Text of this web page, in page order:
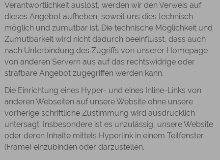
Verantwortlichkeit auslöst, werden wir den Verweis auf
dieses Angebot aufheben, soweit uns dies technisch
möglich und zumutbar ist. Die technische Möglichkeit und
Zumutbarkeit wird nicht dadurch beeinflusst, dass auch
nach Unterbindung des Zugriffs von unserer Homepage
von anderen Servern aus auf das rechtswidrige oder
strafbare Angebot zugegriffen werden kann.
Die Einrichtung eines Hyper- und eines Inline-Links von
anderen Webseiten auf unsere Website ohne unsere
vorherige schriftliche Zustimmung wird ausdrücklich
untersagt. Insbesondere ist es unzulässig, unsere Website
oder deren Inhalte mittels Hyperlink in einem Teilfenster
(Frame) einzubinden oder darzustellen.